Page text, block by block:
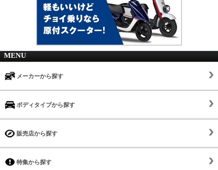
MENU
メーカーから探す
ボディタイプから探す
販売店から探す
特集から探す